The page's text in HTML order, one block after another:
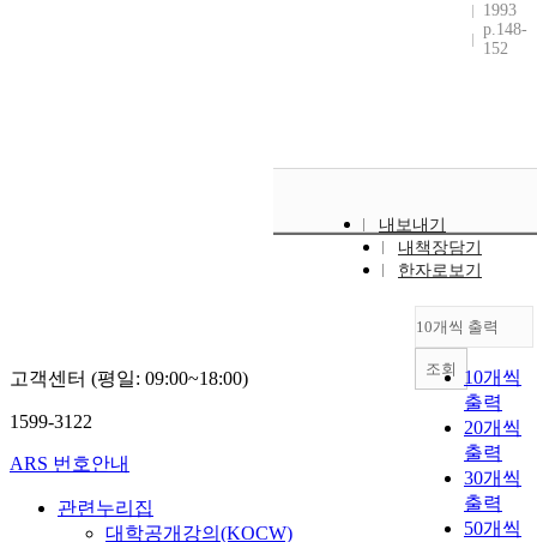
1993
p.148-
152
내보내기
내책장담기
한자로보기
10개씩 출력
10개씩
출력
20개씩
출력
30개씩
출력
50개씩
조회
고객센터 (평일: 09:00~18:00)
1599-3122
ARS 번호안내
관련누리집
대학공개강의(KOCW)